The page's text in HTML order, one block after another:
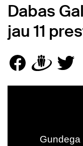
Dabas
jau 11